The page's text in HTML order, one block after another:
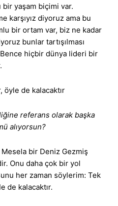
yaşam biçimi var.
karşıyız diyoruz ama bu
bir ortam var, biz ne kadar
bunlar tartışılması
hiçbir dünya lideri bir
öyle de kalacaktır
referans olarak başka
alıyorsun?
Mesela bir Deniz Gezmiş
Onu daha çok bir yol
her zaman söylerim: Tek
de kalacaktır.